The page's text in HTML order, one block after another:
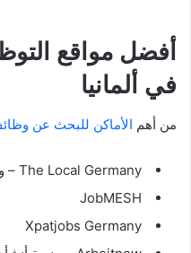
أفضل مواقع
في ألمانيا
من أهم الأماكن للبحث عن وظائف